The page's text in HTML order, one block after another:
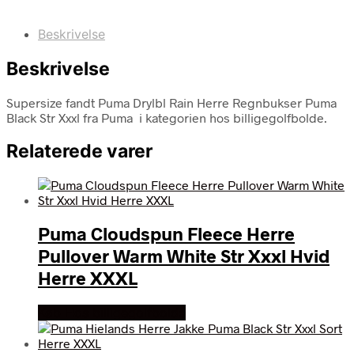
Beskrivelse
Beskrivelse
Supersize fandt Puma Drylbl Rain Herre Regnbukser Puma
Black Str Xxxl fra Puma i kategorien hos billigegolfbolde.
Relaterede varer
Puma Cloudspun Fleece Herre
Pullover Warm White Str Xxxl Hvid
Herre XXXL